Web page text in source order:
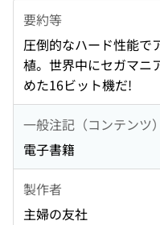
要約等
圧倒的なハード性能で
植。世界中にセガマニ
めた16ビット機だ!
一般注記（コンテンツ）
電子書籍
製作者
主婦の友社